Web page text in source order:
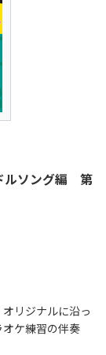
ルソング編 第
リジナルに沿っ
ケ練習の伴奏